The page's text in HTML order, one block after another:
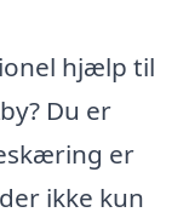
hjælp til
Du er
er
ikke kun